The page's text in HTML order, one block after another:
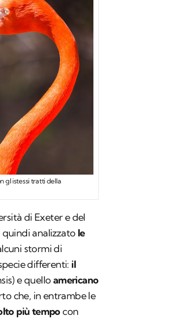
gl istessi tratti della
di Exeter e del
analizzato le
stormi di
differenti: il
) e quello americano
che, in entrambe le
più tempo con